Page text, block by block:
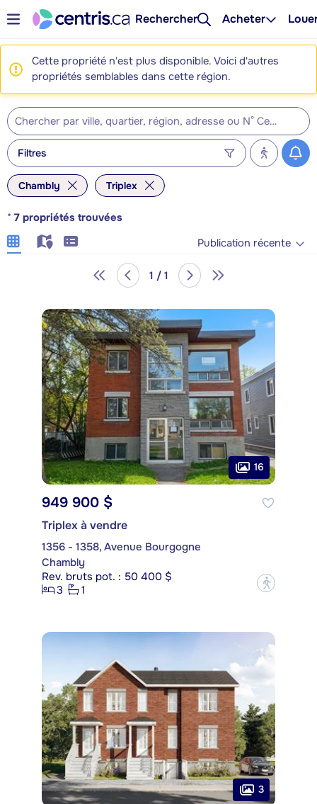
Rechercher Acheter
Cette propriété n'est plus disponible. Voici d'autres
propriétés semblables dans cette région.
Filtres
Chambly Triplex
* 7 propriétés trouvées
Publication récente
1 / 1
16
949 900 $
Triplex à vendre
1356 - 1358, Avenue Bourgogne
Chambly
Rev. bruts pot. : 50 400 $
3
1 ?
3